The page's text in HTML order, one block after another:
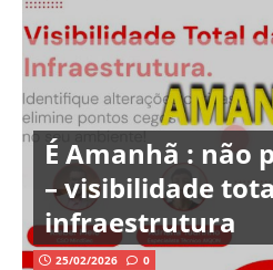
É Amanhã : não
– visibilidade
infraestrutura
25/02/2026 0